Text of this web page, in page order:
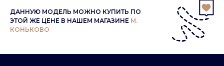
ДАННУЮ МОДЕЛЬ МОЖНО КУПИТЬ ПО
ЭТОЙ ЖЕ ЦЕНЕ В НАШЕМ МАГАЗИНЕ М.
КОНЬКОВО